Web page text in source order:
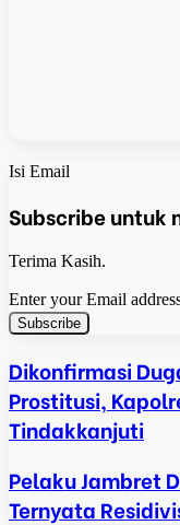
Isi Email
Subscribe untuk
Terima Kasih.
Enter your Email
Dikonfirmasi
Prostitusi,
Tindakkanjuti
Pelaku Jambret
Ternyata